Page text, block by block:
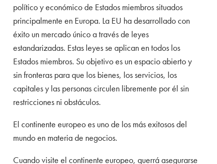
político y económico de Estados miembros situados
principalmente en Europa. La EU ha desarrollado con
éxito un mercado único a través de leyes
estandarizadas. Estas leyes se aplican en todos los
Estados miembros. Su objetivo es un espacio abierto y
sin fronteras para que los bienes, los servicios, los
capitales y las personas circulen libremente por él sin
restricciones ni obstáculos.
El continente europeo es uno de los más exitosos del
mundo en materia de negocios.
Cuando visite el continente europeo, querrá asegurarse